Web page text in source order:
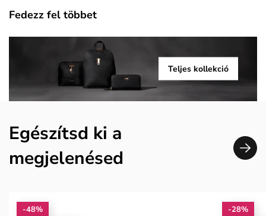
Fedezz fel többet
Teljes kollekció
Egészítsd ki a
megjelenésed
-48%
-28%